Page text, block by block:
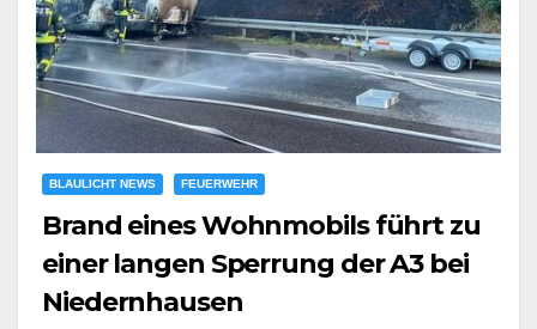
BLAULICHT NEWS FEUERWEHR
Brand eines Wohnmobils führt zu
einer langen Sperrung der A3 bei
Niedernhausen